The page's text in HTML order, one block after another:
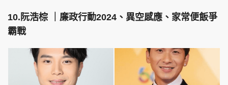
10.阮浩棕 ｜廉政行動2024、異空感應、家常便飯爭
霸戰